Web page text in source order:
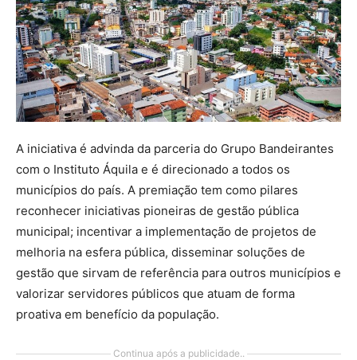
A iniciativa é advinda da parceria do Grupo Bandeirantes
com o Instituto Áquila e é direcionado a todos os
municípios do país. A premiação tem como pilares
reconhecer iniciativas pioneiras de gestão pública
municipal; incentivar a implementação de projetos de
melhoria na esfera pública, disseminar soluções de
gestão que sirvam de referência para outros municípios e
valorizar servidores públicos que atuam de forma
proativa em benefício da população.
Continua após a publicidade..